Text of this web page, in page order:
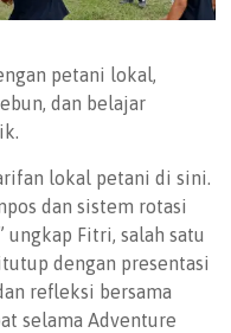
petani lokal,
dan belajar
lokal petani di sini.
dan sistem rotasi
ungkap Fitri, salah satu
dengan presentasi
refleksi bersama
selama Adventure